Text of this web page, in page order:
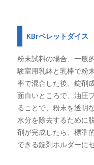
KBrペレットダイス
粉末試料の場合、一般
験室用乳鉢と乳棒で粉
率で混合した後、錠剤
面白いところで、油圧
ることで、粉末を透明
水分を除去するために
剤が完成したら、標準
できる錠剤ホルダーに